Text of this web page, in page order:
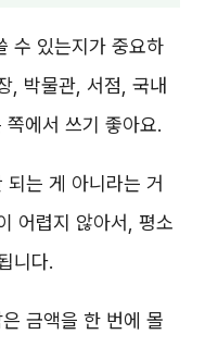
수 있는지가 중요하
, 박물관, 서점, 국내
에서 쓰기 좋아요.
는 게 아니라는 거
어렵지 않아서, 평소
니다.
금액을 한 번에 몰